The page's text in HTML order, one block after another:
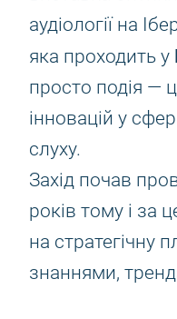
аудіології на
яка проходить у
просто подія —
інновацій у
слуху.
Захід почав
років тому і за
на стратегічну
знаннями,